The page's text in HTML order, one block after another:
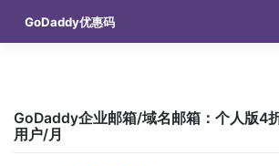
content
GoDaddy优惠码
GoDaddy企业邮箱/域名邮箱：个人版4
用户/月